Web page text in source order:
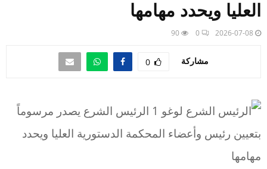
العليا ويحدد مهامها
2026-07-08
0
90
مشاركة 0